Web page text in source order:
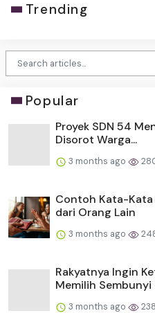
Trending
Popular
Proyek SDN 54
Disorot Warga...
3 months ago
Contoh Kata-Kata
dari Orang Lain
3 months ago
Rakyatnya Ingin
Memilih Sembunyi
3 months ago 238